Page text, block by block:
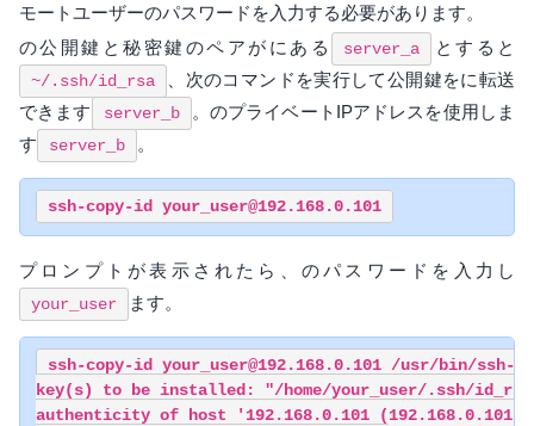
モートユーザーのパスワードを入力する必要があります。
の公開鍵と秘密鍵のペアがにある
server_a とすると
~/.ssh/id_rsa
、次のコマンドを実行して公開鍵をに転送
できます
server_b
。のプライベートIPアドレスを使用しま
す
server_b 。
プロンプトが表示されたら、のパスワードを入力し
your_user ます。
ssh-copy-id your_user@192.168.0.101 /usr/bin/ssh-
key(s) to be installed: "/home/your_user/.ssh/
authenticity of host '192.168.0.101